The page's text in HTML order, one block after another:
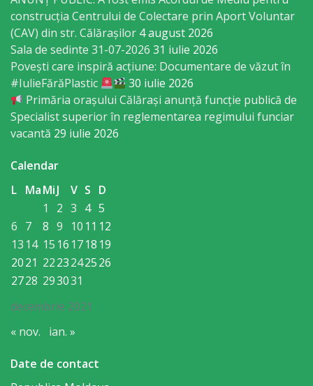
DoReMiCii
Școala
sportivă
„Mihai
Viteazul”
Școala
Sportivă
Specializată
de
Rezerve
Olimpice
Călărași
Stadionul
construcția Centrului de Colectare prin Aport Voluntar
(CAV) din str. Călărașilor 4 august 2026
Sala de sedinte 31-07-2026 31 iulie 2026
Povești care inspiră acțiune: Documentare de văzut în
#IulieFărăPlastic
30 iulie 2026
Primăria orașului Călărași anunță funcție publică de
Specialist superior în reglementarea regimului funciar
vacantă 29 iulie 2026
Calendar
decembrie 2021
L MaMiJ V S D
1
2 3 4 5
6 7 8 9 10 11 12
13 14 15 16 1718 19
2021 2223242526
2728 293031
« nov. ian. »
Date de contact